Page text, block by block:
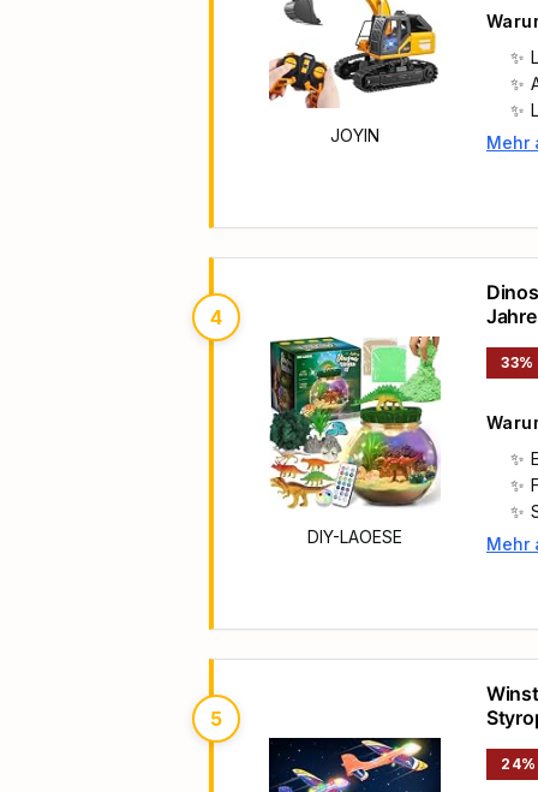
JOYIN Mehr
4
DIY-LAOESE
Jahre
33%
Mehr
5